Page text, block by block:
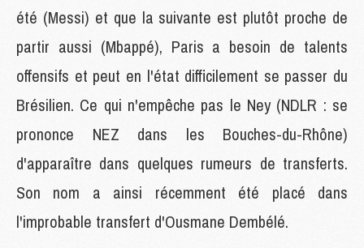
été (Messi) et que la suivante est plutôt proche de
partir aussi (Mbappé), Paris a besoin de talents
offensifs et peut en l'état difficilement se passer du
Brésilien. Ce qui n'empêche pas le Ney (NDLR : se
prononce NEZ dans les Bouches-du-Rhône)
d'apparaître dans quelques rumeurs de transferts.
Son nom a ainsi récemment été placé dans
l'improbable transfert d'Ousmane Dembélé.